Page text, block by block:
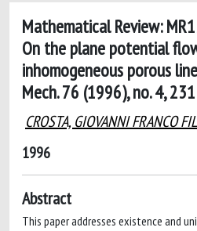
Mathematical Review:
On the plane potential
inhomogeneous porous
Mech. 76 (1996), no. 4,
CROSTA, GIOVANNI FRANCO
1996
Abstract
This paper addresses existence and